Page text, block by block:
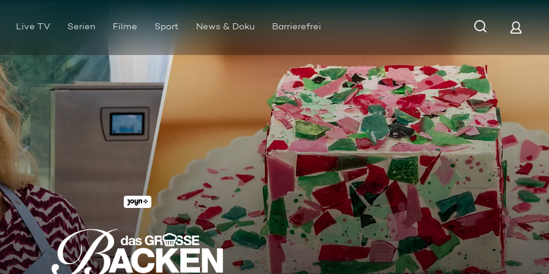
Live TV Serien Filme Sport News & Doku Barrierefrei
Vom Schoko-Himmel bis hin zu gesplitterten Torten-Träumen